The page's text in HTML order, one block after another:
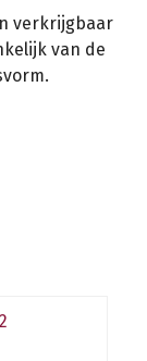
verkrijgbaar
van de